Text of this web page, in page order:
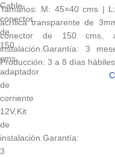
Cable
conector
de
150
cms,
adaptador
de
corriente
12V,Kit
de
instalación.Garantía:
3
Tamaños: M: 45×40 cms |
acrílica transparente de
conector de 150 cms,
instalación.Garantía: 3
Producción: 3 a 8 días hábiles.